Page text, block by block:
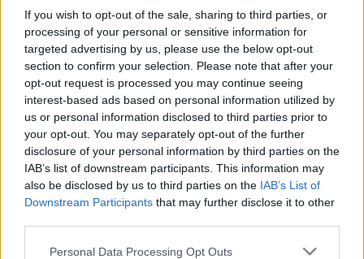
If you wish to opt-out of the sale, sharing to third parties, or
processing of your personal or sensitive information for
targeted advertising by us, please use the below opt-out
section to confirm your selection. Please note that after your
opt-out request is processed you may continue seeing
interest-based ads based on personal information utilized by
us or personal information disclosed to third parties prior to
your opt-out. You may separately opt-out of the further
disclosure of your personal information by third parties on the
IAB’s list of downstream participants. This information may
also be disclosed by us to third parties on the IAB’s List of
Downstream Participants that may further disclose it to other
Personal Data Processing Opt Outs
Tételszám: 439
Eladó adatai
Eladó:Biksady Galéria
Cím: Törő Tamás
Biksady Galéria Kft.
1055, Budapest, Falk Miksa u.
24-26.
Telefon: 061/784-1111 061/780-
Weboldal: